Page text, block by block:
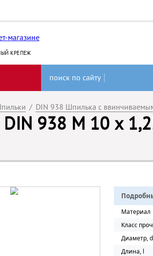
КРЕПЕЖ
поиск по сайту
/ DIN 938 Шпилька с
938 M 10 х
Материал
Класс
Диаметр, d
Длина, l